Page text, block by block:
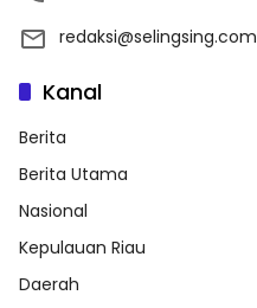
redaksi@selingsing.com
Kanal
Berita
Berita Utama
Nasional
Kepulauan Riau
Daerah